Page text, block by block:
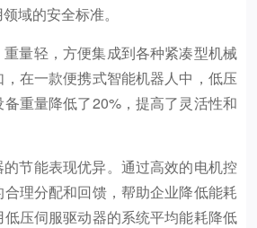
域的安全标准。
量轻，方便集成到各种紧凑型机械
在一款便携式智能机器人中，低压
重量降低了20%，提高了灵活性和
节能表现优异。通过高效的电机控
理分配和回馈，帮助企业降低能耗
压伺服驱动器的系统平均能耗降低